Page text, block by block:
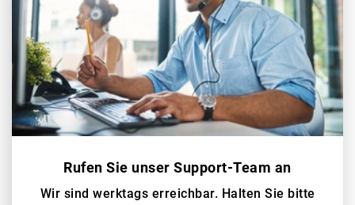
Rufen Sie unser Support-Team an
Wir sind werktags erreichbar. Halten Sie bitte